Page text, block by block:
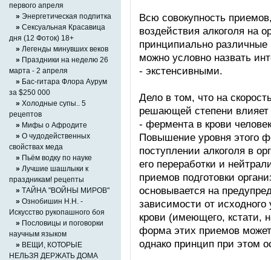
Всю совокупность
воздействия алкоголя на
принципиально
можно условно назвать
- экстенсивными.
Дело в том, что на
решающей степени влияет
- фермента в крови
Повышение уровня этого
поступлении алкоголя в
его переработки и
приемов подготовки
основывается на
зависимости от исходного
крови (имеющего, кстати,
форма этих приемов
однако принцип при этом
первого апреля
» Энергетическая подпитка
» Сексуальная Красавица
дня (12 Фоток) 18+
» Легенды минувших веков
» Праздники на неделю 26
марта - 2 апреля
» Бас-гитара Флора Аурум
за $250 000
» Холодные супы.. 5
рецептов
» Мифы о Афродите
» О чудодейственных
свойствах меда
» Пьём водку по науке
» Лучшие шашлыки к
праздникам! рецепты
» ТАЙНА "ВОЙНЫ МИРОВ"
» Ознобишин Н.Н. -
Искусство рукопашного боя
» Пословицы и поговорки
научным языком
» ВЕЩИ, КОТОРЫЕ
НЕЛЬЗЯ ДЕРЖАТЬ ДОМА